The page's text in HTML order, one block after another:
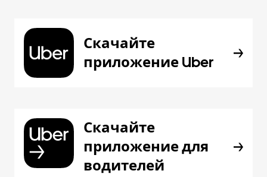
Скачайте
приложение Uber
Скачайте
приложение для
водителей